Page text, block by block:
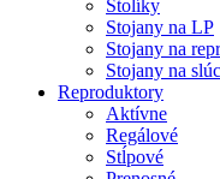
Stolíky
Stojany na LP
Stojany na
Stojany na
Reproduktory
Aktívne
Regálové
Stĺpové